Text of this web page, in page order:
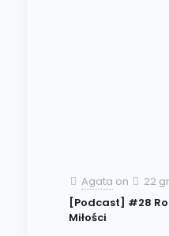
Agata on
22
[Podcast] #28
Miłości